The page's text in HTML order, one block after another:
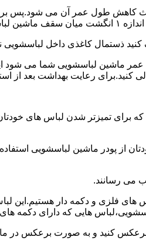
کاهش طول عمر آن می شود.پس
را پر کنید.
ذستمال کاغذی داخل لباسشویی
ماشین لباسشویی شما می شود
کنید.برای رعایت بهداشت بعد از
برای تمیزتر شدن لباس های
از پودر ماشین لباسشویی
می رسانند.
های فلزی و دکمه دار
هایی که دارای دکمه
برعکس کنید و به صورت برعکس در